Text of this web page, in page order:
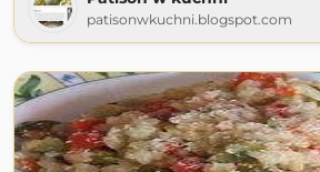
patisonwkuchni.blogspot.com